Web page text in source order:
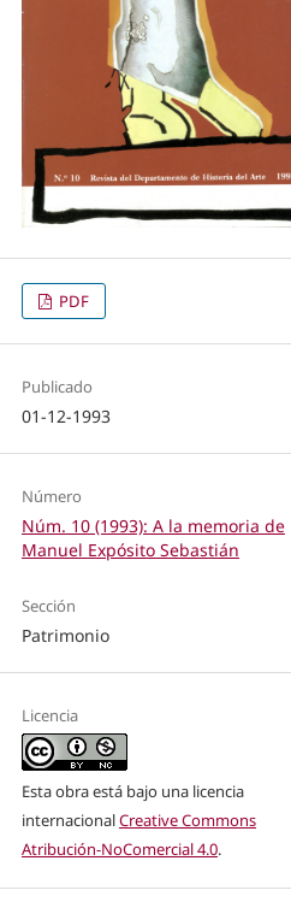
PDF
Publicado
01-12-1993
Número
Núm. 10 (1993): A la memoria de
Manuel Expósito Sebastián
Sección
Patrimonio
Licencia
Esta obra está bajo una licencia
internacionalCreative Commons
Atribución-NoComercial 4.0.